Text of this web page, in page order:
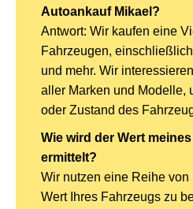
Autoankauf Mikael?
Antwort: Wir kaufen eine
Fahrzeugen,
und mehr. Wir
aller Marken und Modelle,
oder Zustand des
Wie wird der Wert
ermittelt?
Wir nutzen eine Reihe von
Wert Ihres Fahrzeugs zu